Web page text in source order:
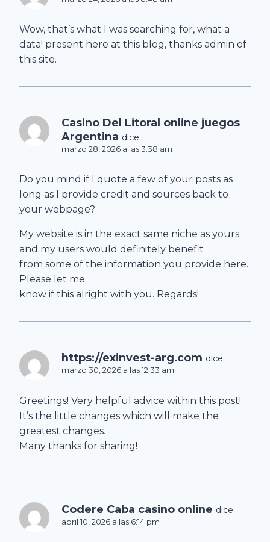
Wow, that’s what I was searching for, what a
data! present here at this blog, thanks admin of
this site.
Casino Del Litoral online juegos
Argentina dice:
marzo 28, 2026 a las 3:38 am
Do you mind if I quote a few of your posts as
long as I provide credit and sources back to
your webpage?
My website is in the exact same niche as yours
and my users would definitely benefit
from some of the information you provide here.
Please let me
know if this alright with you. Regards!
https://exinvest-arg.com dice:
marzo 30, 2026 a las 12:33 am
Greetings! Very helpful advice within this post!
It’s the little changes which will make the
greatest changes.
Many thanks for sharing!
Codere Caba casino online dice:
abril 10, 2026 a las 6:14 pm